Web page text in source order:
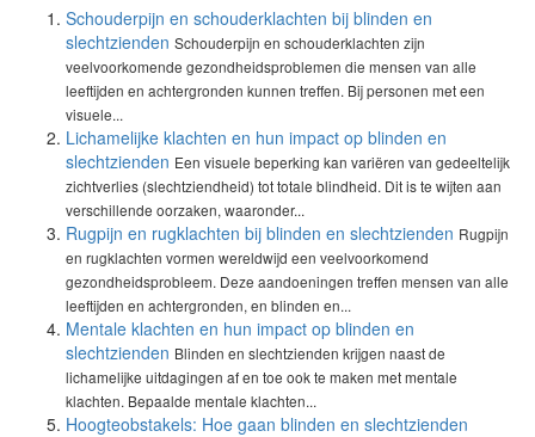
Schouderpijn en schouderklachten bij blinden en
slechtzienden Schouderpijn en schouderklachten zijn
veelvoorkomende gezondheidsproblemen die mensen van alle
leeftijden en achtergronden kunnen treffen. Bij personen met een
visuele...
Lichamelijke klachten en hun impact op blinden en
slechtzienden Een visuele beperking kan variëren van gedeeltelijk
zichtverlies (slechtziendheid) tot totale blindheid. Dit is te wijten aan
verschillende oorzaken, waaronder...
Rugpijn en rugklachten bij blinden en slechtzienden Rugpijn
en rugklachten vormen wereldwijd een veelvoorkomend
gezondheidsprobleem. Deze aandoeningen treffen mensen van alle
leeftijden en achtergronden, en blinden en...
Mentale klachten en hun impact op blinden en
slechtzienden Blinden en slechtzienden krijgen naast de
lichamelijke uitdagingen af en toe ook te maken met mentale
klachten. Bepaalde mentale klachten...
Hoogteobstakels: Hoe gaan blinden en slechtzienden